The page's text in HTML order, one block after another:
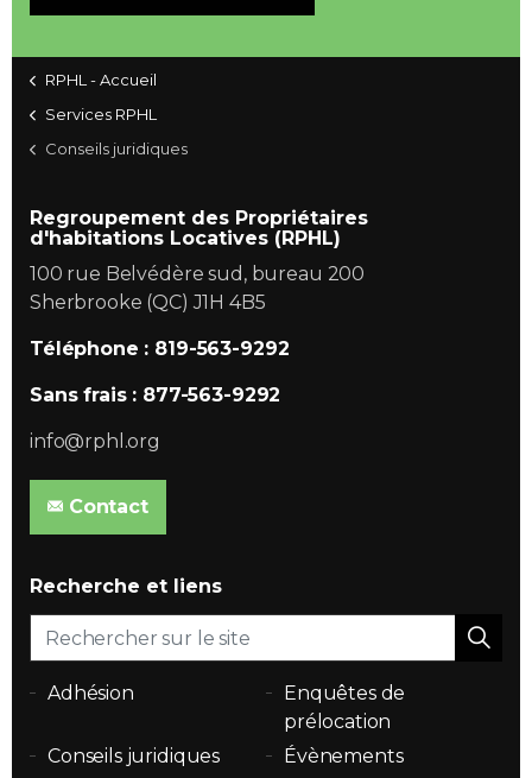
RPHL - Accueil
Services RPHL
Conseils juridiques
Regroupement des Propriétaires
d'habitations Locatives (RPHL)
100 rue Belvédère sud, bureau 200
Sherbrooke (QC) J1H 4B5
Téléphone : 819-563-9292
Sans frais : 877-563-9292
info@rphl.org
Contact
Recherche et liens
Adhésion
Enquêtes de
prélocation
Conseils juridiques
Évènements